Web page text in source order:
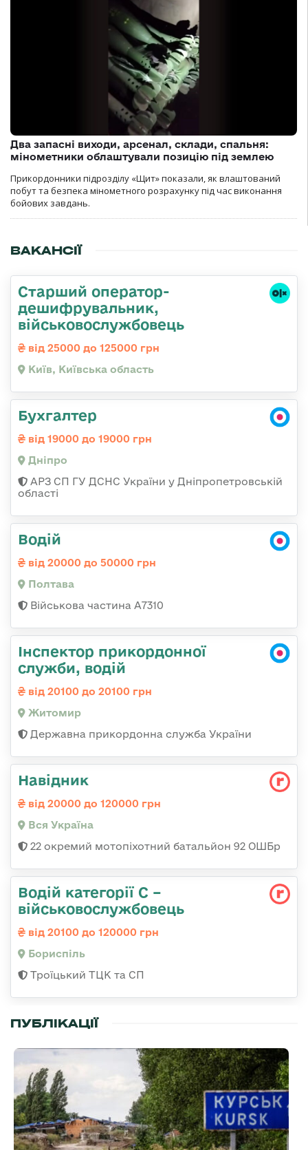
Два запасні виходи, арсенал, склади, спальня:
мінометники облаштували позицію під землею
Прикордонники підрозділу «Щит» показали, як влаштований
побут та безпека мінометного розрахунку під час виконання
бойових завдань.
ВАКАНСІЇ
Старший оператор-
дешифрувальник,
військовослужбовець
від 25000 до 125000 грн
Київ, Київська область
Бухгалтер
від 19000 до 19000 грн
Дніпро
АРЗ СП ГУ ДСНС України у Дніпропетровській
області
Водій
від 20000 до 50000 грн
Полтава
Військова частина A7310
Інспектор прикордонної
служби, водій
від 20100 до 20100 грн
Житомир
Державна прикордонна служба України
Навідник
від 20000 до 120000 грн
Вся Україна
22 окремий мотопіхотний батальйон 92 ОШБр
Водій категорії С –
військовослужбовець
від 20100 до 120000 грн
Бориспіль
Троїцький ТЦК та СП
ПУБЛІКАЦІЇ